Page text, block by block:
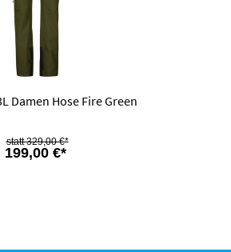
Damen Hose Fire Green
199,00 €*
329,00 €*